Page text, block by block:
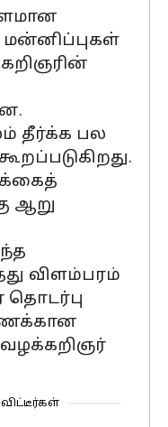
தீர்க்க பல
ஆறு
விளம்பரம்
தொடர்பு
விட்டீர்கள்